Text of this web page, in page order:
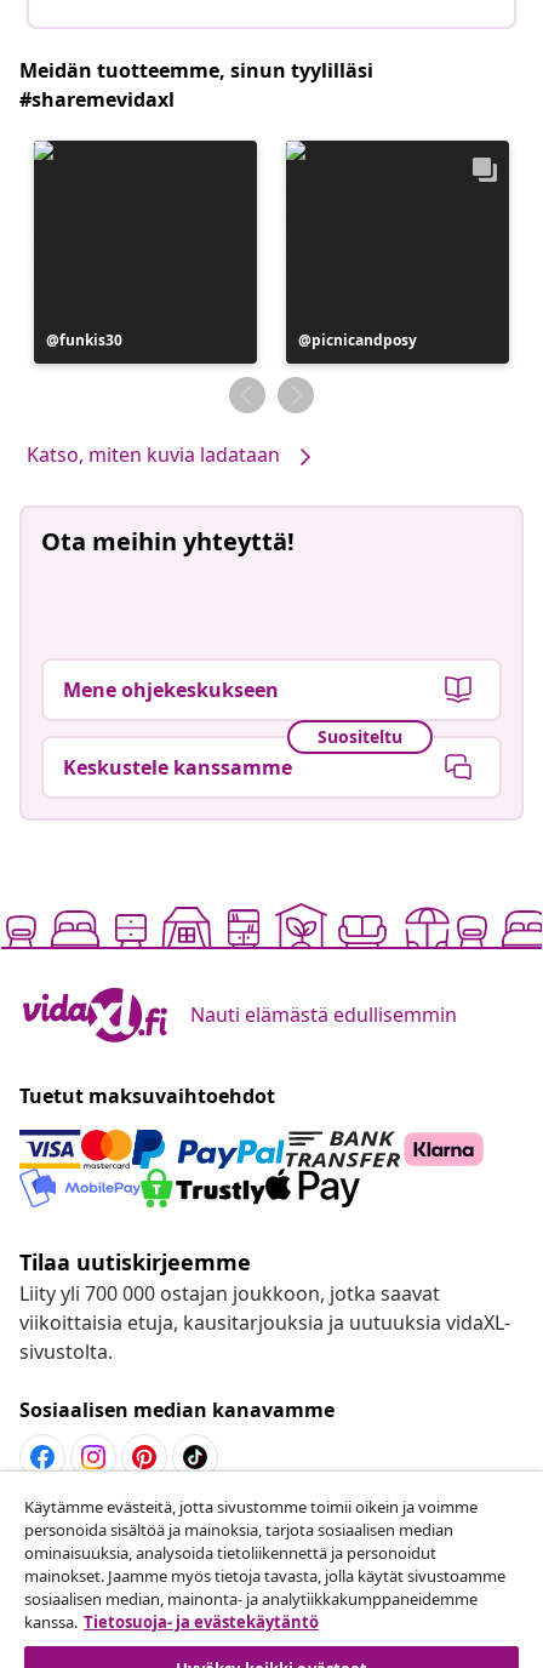
Meidän tuotteemme, sinun tyylilläsi
#sharemevidaxl
Julkaissut
funkis30 Julkaissut
picnicandposy
Katso, miten kuvia ladataan
Ota meihin yhteyttä!
Mene ohjekeskukseen
Suositeltu
Keskustele kanssamme
Nauti elämästä edullisemmin
Tuetut maksuvaihtoehdot
Tilaa uutiskirjeemme
Liity yli 700 000 ostajan joukkoon, jotka saavat
viikoittaisia etuja, kausitarjouksia ja uutuuksia vidaXL-
sivustolta.
Sosiaalisen median kanavamme
Peruuta tilaus
Lähetä tilauksen peruutuspyyntö.
Peruuta tilaus
Käytämme evästeitä, jotta sivustomme toimii oikein ja voimme
personoida sisältöä ja mainoksia, tarjota sosiaalisen median
ominaisuuksia, analysoida tietoliikennettä ja personoidut
mainokset. Jaamme myös tietoja tavasta, jolla käytät sivustoamme
sosiaalisen median, mainonta- ja analytiikkakumppaneidemme
kanssa. Tietosuoja- ja evästekäytäntö